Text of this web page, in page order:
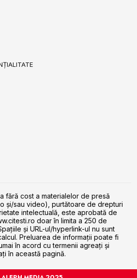
fără cost a materialelor de presă
și/sau video), purtătoare de drepturi
intelectuală, este aprobată de
doar în limita a 250 de
şi URL-ul/hyperlink-ul nu sunt
Preluarea de informaţii poate fi
în acord cu termenii agreaţi şi
în această pagină.
MEDIA 2025